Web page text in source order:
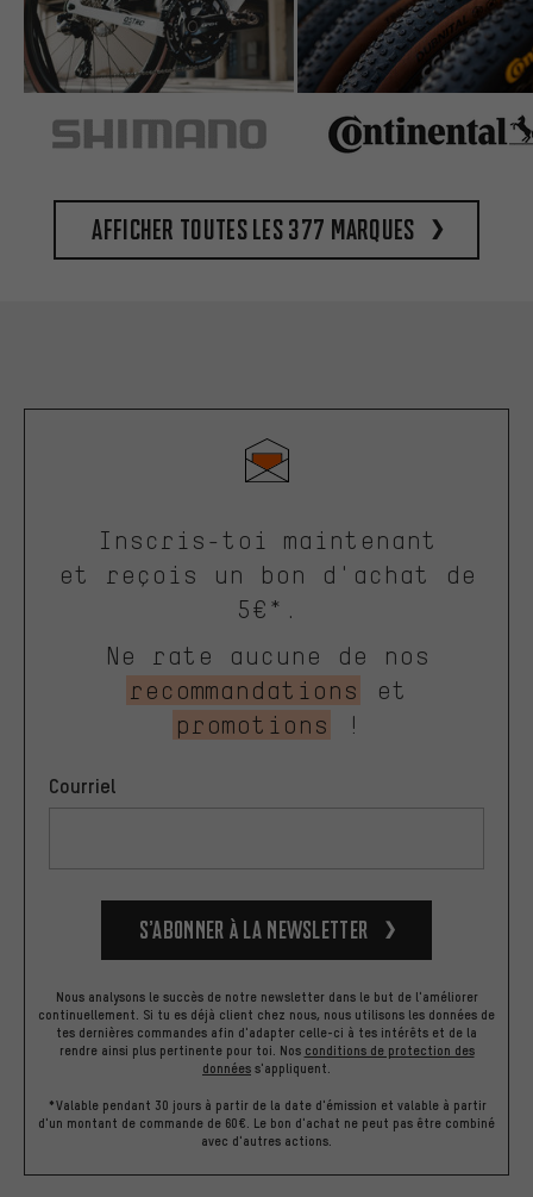
Afficher toutes les 377 marques
Inscris-toi maintenant
et reçois un bon d'achat de
5€*.
Ne rate aucune de nos
recommandations
et
promotions
!
Courriel
S’abonner à la newsletter
Nous analysons le succès de notre newsletter dans le but de l'améliorer
continuellement. Si tu es déjà client chez nous, nous utilisons les données de
tes dernières commandes afin d'adapter celle-ci à tes intérêts et de la
rendre ainsi plus pertinente pour toi. Nos conditions de protection des
données s'appliquent.
*Valable pendant 30 jours à partir de la date d'émission et valable à partir
d'un montant de commande de 60€. Le bon d'achat ne peut pas être combiné
avec d'autres actions.